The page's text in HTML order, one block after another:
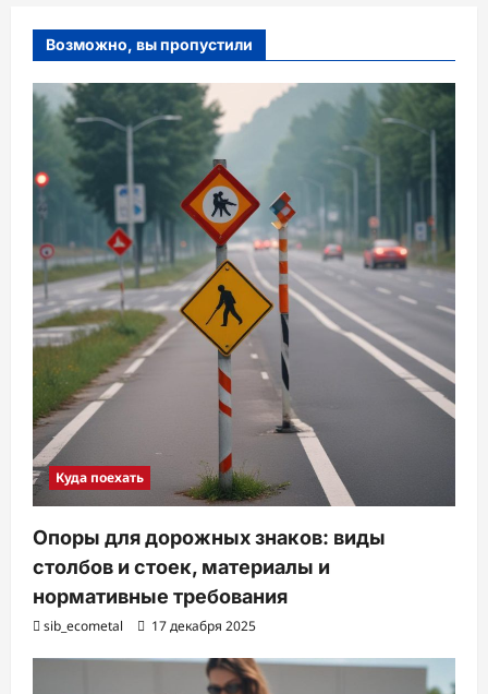
Возможно, вы пропустили
Куда поехать
Опоры для дорожных знаков: виды
столбов и стоек, материалы и
нормативные требования
sib_ecometal 17 декабря 2025